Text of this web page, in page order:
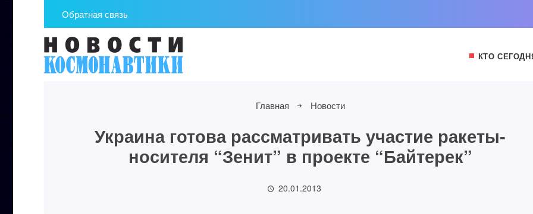
Обратная связь
КТО
Главная Новости
Украина готова рассматривать участие ракеты-
носителя “Зенит” в проекте “Байтерек”
20.01.2013